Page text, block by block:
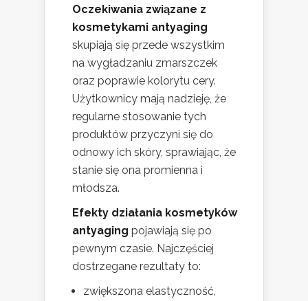
Oczekiwania związane z
kosmetykami antyaging
skupiają się przede wszystkim
na wygładzaniu zmarszczek
oraz poprawie kolorytu cery.
Użytkownicy mają nadzieję, że
regularne stosowanie tych
produktów przyczyni się do
odnowy ich skóry, sprawiając, że
stanie się ona promienna i
młodsza.
Efekty działania kosmetyków
antyaging pojawiają się po
pewnym czasie. Najczęściej
dostrzegane rezultaty to:
zwiększona elastyczność,